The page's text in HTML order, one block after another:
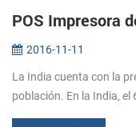
2016-11-11
La India cuenta con la
población. En la India, el